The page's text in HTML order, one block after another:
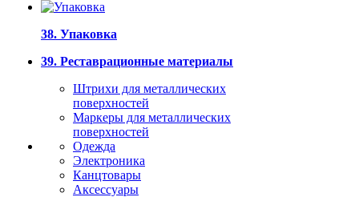
38. Упаковка
39. Реставрационные материалы
Штрихи для металлических
поверхностей
Маркеры для металлических
поверхностей
Одежда
Электроника
Канцтовары
Аксессуары